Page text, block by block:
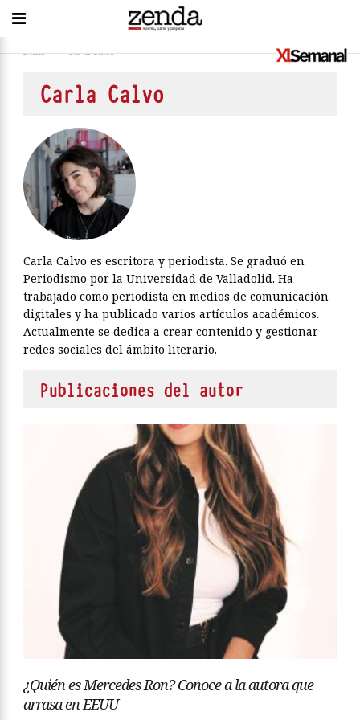
Inicio > Carla Calvo
Carla Calvo
Carla Calvo es escritora y periodista. Se graduó en
Periodismo por la Universidad de Valladolid. Ha
trabajado como periodista en medios de comunicación
digitales y ha publicado varios artículos académicos.
Actualmente se dedica a crear contenido y gestionar
redes sociales del ámbito literario.
Publicaciones del autor
¿Quién es Mercedes Ron? Conoce a la autora que
arrasa en EEUU